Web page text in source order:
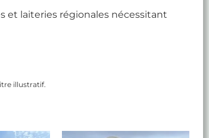
et laiteries régionales nécessitant
illustratif.